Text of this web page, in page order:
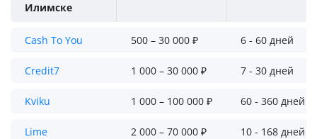
Илимске
Cash To You 500 – 30 000 ₽ 6 - 60 дней
Credit7 1 000 – 30 000 ₽ 7 - 30 дней
Kviku 1 000 – 100 000 ₽ 60 - 360 дней
Lime 2 000 – 70 000 ₽ 10 - 168 дней